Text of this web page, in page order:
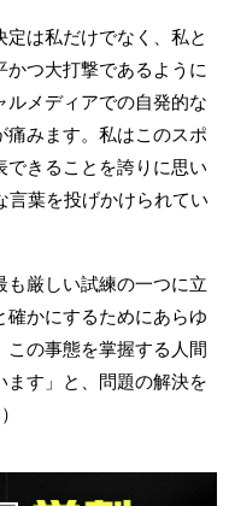
は私だけでなく、私と
かつ大打撃であるように
メディアでの自発的な
痛みます。私はこのスポ
できることを誇りに思い
言葉を投げかけられてい
厳しい試練の一つに立
確かにするためにあらゆ
この事態を掌握する人間
ます」と、問題の解決を